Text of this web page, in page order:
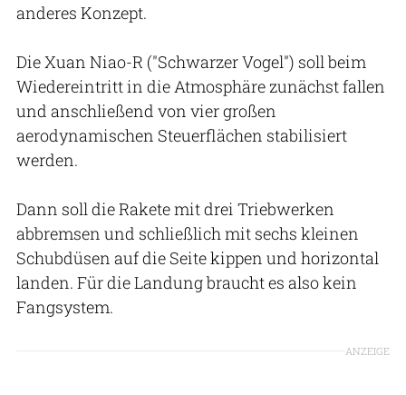
anderes Konzept.
Die Xuan Niao-R ("Schwarzer Vogel") soll beim
Wiedereintritt in die Atmosphäre zunächst fallen
und anschließend von vier großen
aerodynamischen Steuerflächen stabilisiert
werden.
Dann soll die Rakete mit drei Triebwerken
abbremsen und schließlich mit sechs kleinen
Schubdüsen auf die Seite kippen und horizontal
landen. Für die Landung braucht es also kein
Fangsystem.
ANZEIGE